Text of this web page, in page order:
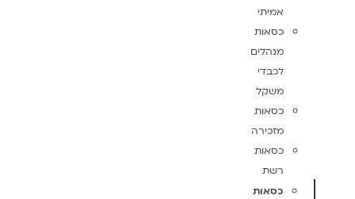
אמיתי
כסאות
מנהלים
לכבדי
משקל
כסאות
מזכירה
כסאות
רשת
כסאות